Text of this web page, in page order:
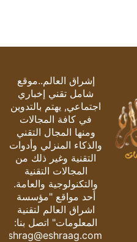
إشراق العالم..موقع
شامل تقني إخباري
اجتماعي, يهتم بالتدوين
في كافة المجالات
ومنها المجال التقني
والذكاء المنزلي وأدوات
التقنية وغير ذلك من
المجالات التقنية
والتكنولوجية والعامة.
أحد مواقع "مؤسسة
اشراق العالم لتقنية
المعلومات" اتصل بنا:
eshrag@eshraag.com